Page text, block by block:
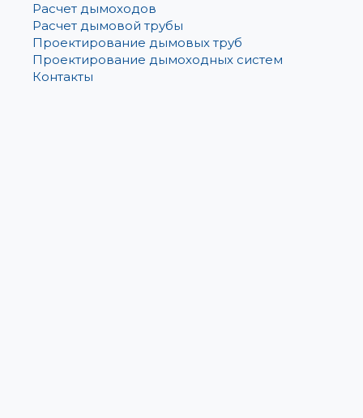
Расчет дымоходов
Расчет дымовой трубы
Проектирование дымовых труб
Проектирование дымоходных систем
Контакты